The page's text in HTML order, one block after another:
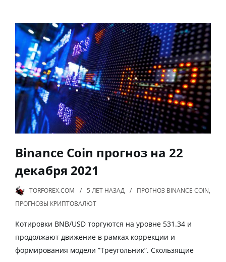
Binance Coin прогноз на 22
декабря 2021
TORFOREX.COM 5 ЛЕТ НАЗАД ПРОГНОЗ BINANCE COIN,
ПРОГНОЗЫ КРИПТОВАЛЮТ
Котировки BNB/USD торгуются на уровне 531.34 и
продолжают движение в рамках коррекции и
формирования модели ”Треугольник”. Скользящие